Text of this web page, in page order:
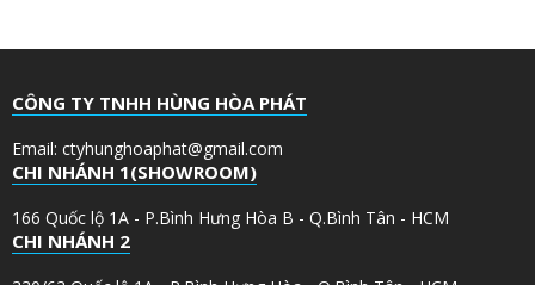
CÔNG TY TNHH HÙNG HÒA PHÁT
Email: ctyhunghoaphat@gmail.com
CHI NHÁNH 1(SHOWROOM)
166 Quốc lộ 1A - P.Bình Hưng Hòa B - Q.Bình Tân - HCM
CHI NHÁNH 2